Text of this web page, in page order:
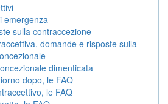
emergenza
sulla contraccezione
domande e risposte sulla
dimenticata
dopo, le FAQ
le FAQ